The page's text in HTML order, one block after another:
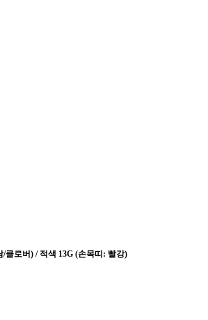
클로버) / 적색 13G (손목띠: 빨강)